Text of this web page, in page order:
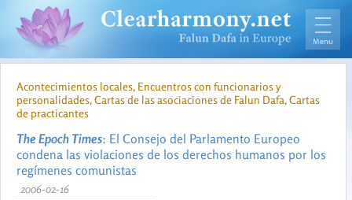
Acontecimientos locales, Encuentros con funcionarios y
personalidades, Cartas de las asociaciones de Falun Dafa, Cartas
de practicantes
The Epoch Times: El Consejo del Parlamento Europeo
condena las violaciones de los derechos humanos por los
regímenes comunistas
2006-02-16